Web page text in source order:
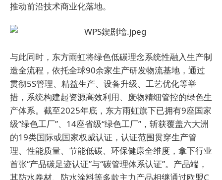
推动前沿技术商业化落地。
与此同时，东方雨虹将绿色低碳理念系统性融入生产制
造全流程，依托全球90余家生产研发物流基地，通过
贯彻5S管理、精益生产、设备升级、工艺优化等举
措，系统构建起资源高效利用、废物精细管控的绿色生
产体系。截至2025年底，东方雨虹旗下已拥有9座国家
级“绿色工厂”、14座省级“绿色工厂”，斩获覆盖六大洲
的19类国际或国家权威认证，认证范围贯穿生产管
理、性能质量、节能低碳、环保健康全维度，拿下行业
首张“产品碳足迹认证”与“碳管理体系认证”。产品端，
其防水卷材、防水涂料等多款主力产品相继通过欧盟C